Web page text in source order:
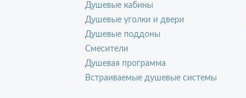
Душевые кабины
Душевые уголки и двери
Душевые поддоны
Смесители
Душевая программа
Встраиваемые душевые системы